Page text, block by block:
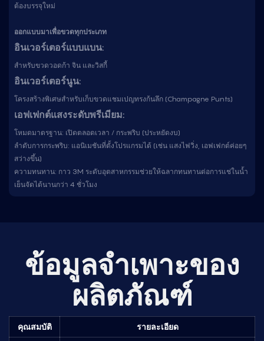
ต้องบรรจุใหม่
ออกแบบมาเพื่อขวดทุกประเภท
อินเวอร์เตอร์แบบแบน:
สำหรับขวดวอดก้า จิน และวิสกี้
อินเวอร์เตอร์นูน:
โครงสร้างพิเศษสำหรับเก็บขวดแชมเปญทรงก้นลึก (Champagne Punts)
เอฟเฟกต์แสงระดับพรีเมียม:
โหมดมาตรฐาน: เปิดตลอดเวลา / กระพริบ (ประหยัดงบ)
ลำดับการกระพริบ: แอนิเมชันที่ตั้งโปรแกรมได้ (เช่น แสงไฟวิ่ง, เอฟเฟกต์ค่อยๆ
สว่างขึ้น)
ความทนทาน: กาว 3M ระดับอุตสาหกรรมช่วยให้ฉลากทนทานต่อการแช่ในน้ำ
เย็นจัดได้นานกว่า 4 ชั่วโมง
ข้อมูลจำเพาะของ
ผลิตภัณฑ์
คุณสมบัติ รายละเอียด